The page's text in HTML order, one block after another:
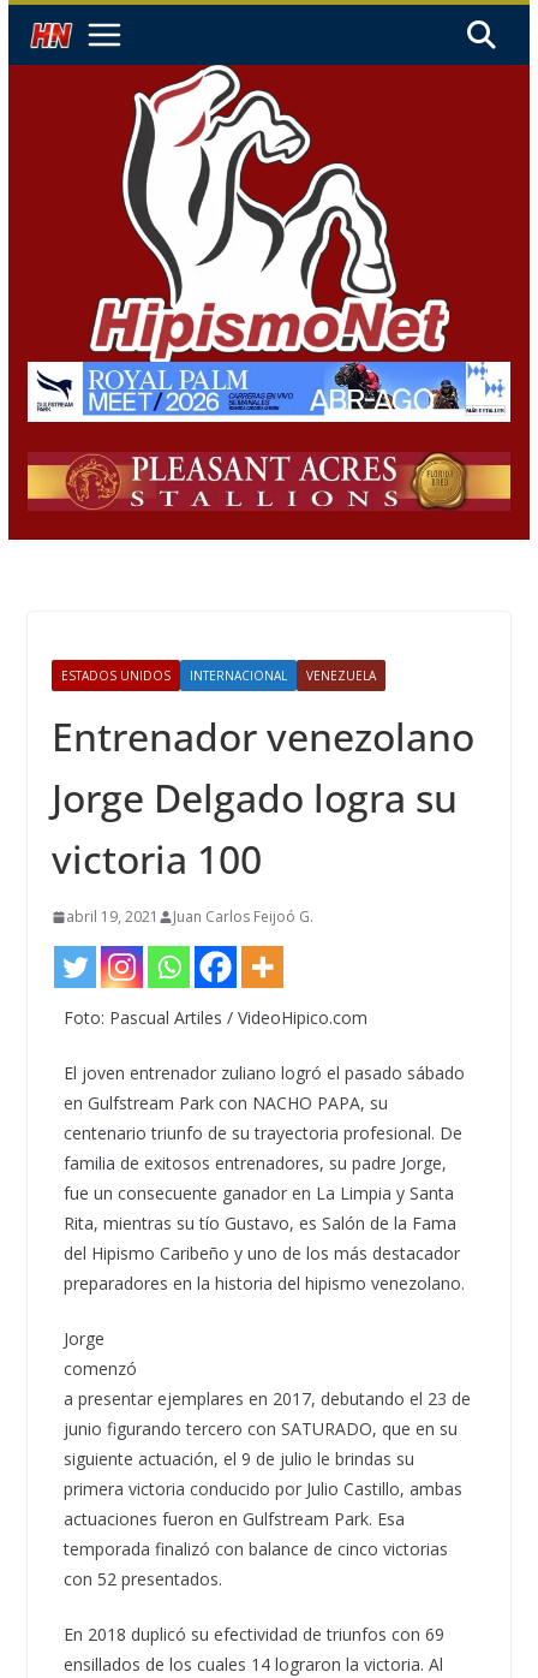
ESTADOS UNIDOS INTERNACIONAL VENEZUELA
Entrenador venezolano
Jorge Delgado logra su
victoria 100
abril 19, 2021 Juan Carlos Feijoó G.
Foto: Pascual Artiles / VideoHipico.com
El joven entrenador zuliano logró el pasado sábado
en Gulfstream Park con NACHO PAPA, su
centenario triunfo de su trayectoria profesional. De
familia de exitosos entrenadores, su padre Jorge,
fue un consecuente ganador en La Limpia y Santa
Rita, mientras su tío Gustavo, es Salón de la Fama
del Hipismo Caribeño y uno de los más destacador
preparadores en la historia del hipismo venezolano.
Jorge
comenzó
a presentar ejemplares en 2017, debutando el 23 de
junio figurando tercero con SATURADO, que en su
siguiente actuación, el 9 de julio le brindas su
primera victoria conducido por Julio Castillo, ambas
actuaciones fueron en Gulfstream Park. Esa
temporada finalizó con balance de cinco victorias
con 52 presentados.
En 2018 duplicó su efectividad de triunfos con 69
ensillados de los cuales 14 lograron la victoria. Al